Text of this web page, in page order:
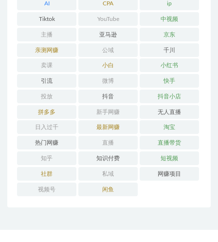
AI CPA ip
Tiktok YouTube 中视频
主播 亚马逊 京东
亲测网赚 公域 千川
卖课 小白 小红书
引流 微博 快手
投放 抖音 抖音小店
拼多多 新手网赚 无人直播
日入过千 最新网赚 淘宝
热门网赚 直播 直播带货
知乎 知识付费 短视频
社群 私域 网赚项目
视频号 闲鱼